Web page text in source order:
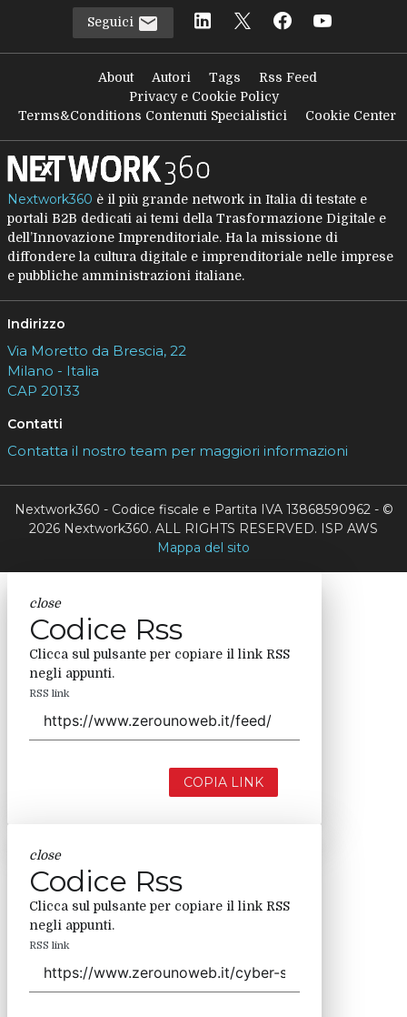
Seguici
About Autori Tags
Rss Feed
Privacy e Cookie Policy
Terms&Conditions Contenuti Specialistici
Cookie Center
Nextwork360 è il più grande network in Italia di testate e
portali B2B dedicati ai temi della Trasformazione Digitale e
dell’Innovazione Imprenditoriale. Ha la missione di
diffondere la cultura digitale e imprenditoriale nelle imprese
e pubbliche amministrazioni italiane.
Indirizzo
Via Moretto da Brescia, 22
Milano - Italia
CAP 20133
Contatti
Contatta il nostro team per maggiori informazioni
Nextwork360 - Codice fiscale e Partita IVA 13868590962 - ©
2026 Nextwork360. ALL RIGHTS RESERVED. ISP AWS
Mappa del sito
close
Codice Rss
Clicca sul pulsante per copiare il link RSS
negli appunti.
RSS link
COPIA LINK
close
Codice Rss
Clicca sul pulsante per copiare il link RSS
negli appunti.
RSS link